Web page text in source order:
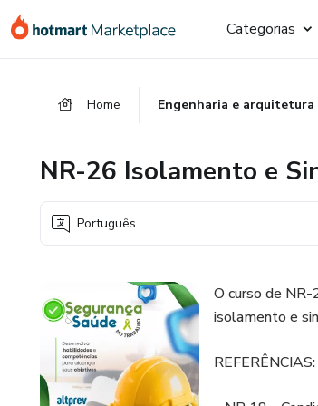
para
para
para
Categorias
Home Engenharia e arquitetura
NR-26 Isolamento e
Português
O curso de
isolamento e
REFERÊNCIAS: